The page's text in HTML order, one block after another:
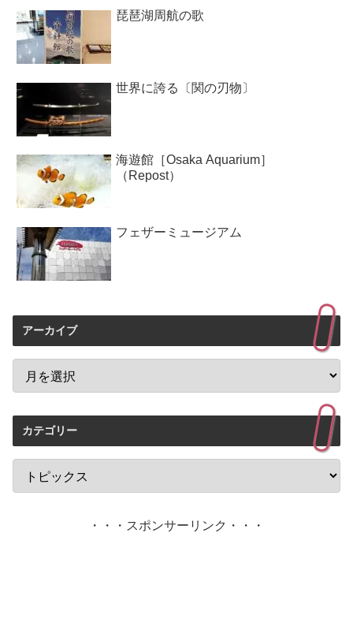
琵琶湖周航の歌
世界に誇る〔関の刃物〕
海遊館［Osaka Aquarium］
（Repost）
フェザーミュージアム
アーカイブ
カテゴリー
・・・スポンサーリンク・・・